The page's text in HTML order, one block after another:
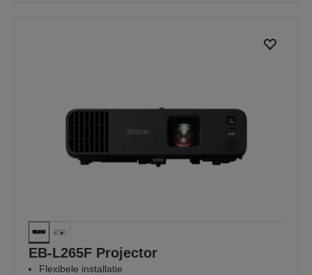
EB-L265F Projector
Flexibele installatie